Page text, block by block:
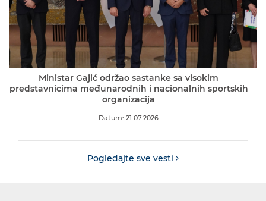
Ministar Gajić održao sastanke sa visokim
predstavnicima međunarodnih i nacionalnih sportskih
organizacija
Datum: 21.07.2026
Pogledajte sve vesti